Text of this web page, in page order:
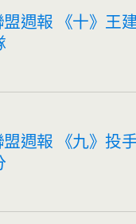
盟週報 《十》王
盟週報 《九》投